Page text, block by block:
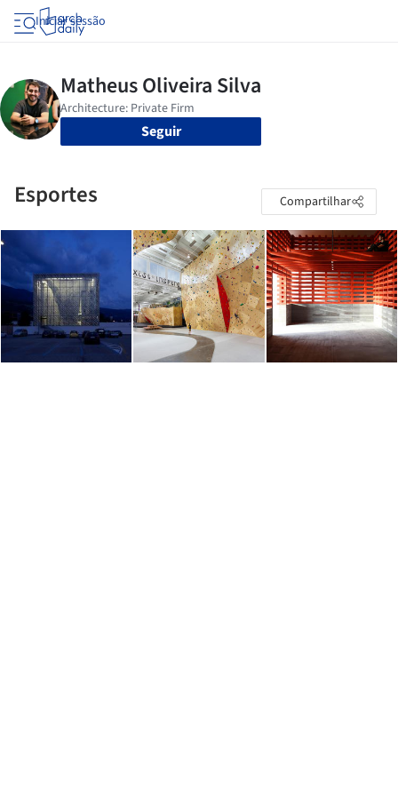
Iniciar sessão
Seguir
Esportes Compartilhar